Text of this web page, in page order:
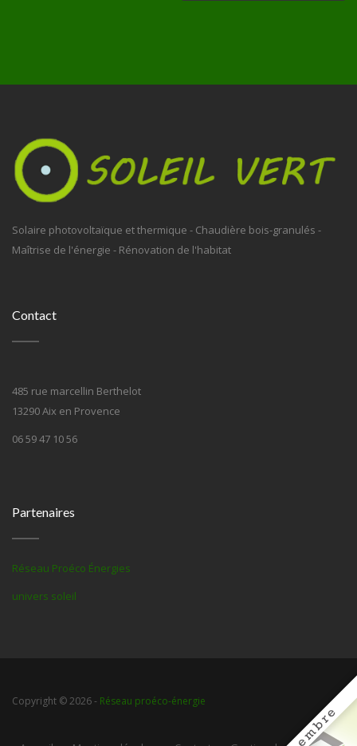
Solaire photovoltaïque et thermique - Chaudière bois-granulés -
Maîtrise de l'énergie - Rénovation de l'habitat
Contact
485 rue marcellin Berthelot
13290 Aix en Provence
06 59 47 10 56
Partenaires
Réseau Proéco Énergies
univers soleil
Copyright © 2026 - Réseau proéco-énergie